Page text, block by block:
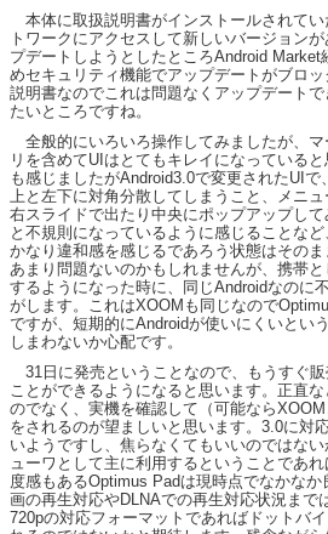
本体に取扱説明書がインストールされてい
トワークにアクセスして新しいバージョン
プデートしようとしたところAndroid
めセキュリティ機能でアップデートがブロ
説明書なのでこれは問題なくアップデート
たいところですね。
全般的にいろいろ操作してみましたが、
リを含めてUIはとてもキレイになっている
も感じましたがAndroid3.0で変更されたUI
上と左下に対角分散してしまうこと、メニ
右スライドで出たり中央にポップアップし
と不規則になっているように感じることな
かなり違和感を感じるであろう状態はその
あまり問題ないのかもしれませんが、携帯
するようになった時に、同じAndroidなのに
がします。これはXOOMも同じなので
ですが、短期的にAndroidが使いにくいとい
しまわないか心配です。
31日に発売ということなので、もうすぐ
ことができるようになると思います。正直
のでなく、実機を確認して（可能なら
をされるのが望ましいと思います。3.0に対
いようですし、焦らなくてもいいのではな
ューワとして主に利用するということであ
度感もあるOptimus Padは現時点でなかな
画の再生対応やDLNAでの再生対応状況まで
720pの対応フォーマットであればドットバ